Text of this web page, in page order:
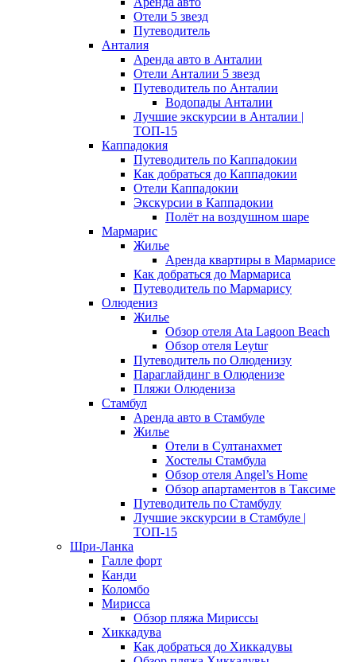
Отели 5 звезд
Путеводитель
Анталия
Аренда авто в Анталии
Отели Анталии 5 звезд
Путеводитель по Анталии
Водопады Анталии
Лучшие экскурсии в Анталии |
ТОП-15
Каппадокия
Путеводитель по Каппадокии
Как добраться до Каппадокии
Отели Каппадокии
Экскурсии в Каппадокии
Полёт на воздушном шаре
Мармарис
Жилье
Аренда квартиры в Мармарисе
Как добраться до Мармариса
Путеводитель по Мармарису
Олюдениз
Жилье
Обзор отеля Ata Lagoon Beach
Обзор отеля Leytur
Путеводитель по Олюденизу
Параглайдинг в Олюденизе
Пляжи Олюдениза
Стамбул
Аренда авто в Стамбуле
Жилье
Отели в Султанахмет
Хостелы Стамбула
Обзор отеля Angel’s Home
Обзор апартаментов в Таксиме
Путеводитель по Стамбулу
Лучшие экскурсии в Стамбуле |
ТОП-15
Шри-Ланка
Галле форт
Канди
Коломбо
Мирисса
Обзор пляжа Мириссы
Хиккадува
Как добраться до Хиккадувы